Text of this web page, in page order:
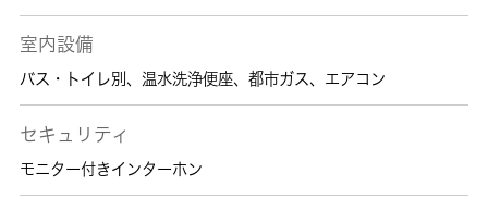
室内設備
バス・トイレ別 、 温水洗浄便座、 都市ガス、 エアコン
セキュリティ
モニター付きインターホン